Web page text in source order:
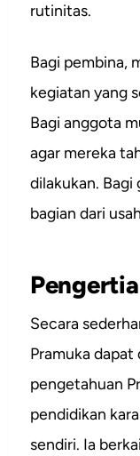
rutinitas.
Bagi pembina,
kegiatan yang
Bagi anggota
agar mereka
dilakukan. Bagi
bagian dari
Secara
Pramuka dapat
pengetahuan
pendidikan
sendiri. Ia